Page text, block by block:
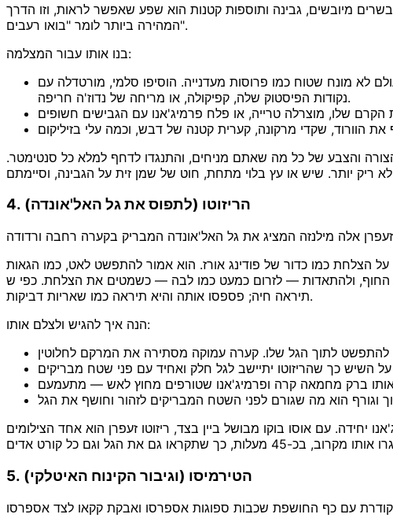
מיובשים, גבינה ותוספות קטנות הוא שפע שאפשר לראות, וזו הדרך
המהירה ביותר לומר "בואו רעבים".
בנו אותו עבור המצלמה:
לא מונח שטוח כמו פרוסות מעדנייה. הוסיפו סלמי, מורטדלה עם
נקודות הפיסטוק שלה, קפיקולה, או מריחה של נדוז'ה חריפה.
והצבע של כל מה שאתם מניחים, והתנגדו לדחף למלא כל סנטימטר.
4. הריזוטו (לתפוס את גל האל'אונדה)
זעפרן אלה מילנזה המציג את גל האל'אונדה המבריק בקערה רחבה ורדודה
על הצלחת כמו כדור של פודינג אורז. הוא אמור להתפשט לאט, כמו הגאות
החוף, ולהתאדות — לזרום כמעט כמו לבה — כשמטים את הצלחת. כפי ש
תיראה חיה; פספסו אותה והיא תיראה כמו שאריות דביקות.
הנה איך להגיש ולצלם אותו:
יחידה. עם אוסו בוקו מבושל ביין בצד, ריזוטו זעפרן הוא אחד הצילומים
5. הטירמיסו (וגיבור הקינוח האיטלקי)
קודרת עם כף החושפת שכבות ספוגות אספרסו ואבקת קקאו לצד אספרסו